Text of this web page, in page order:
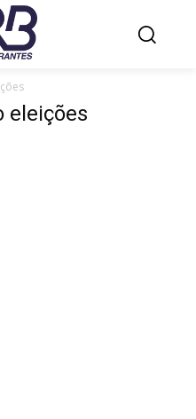
eleições